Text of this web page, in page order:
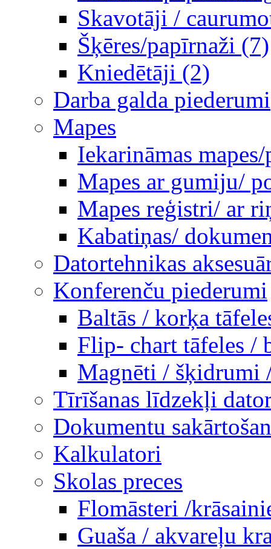
Skavotāji /
Šķēres/papīrnaži (7)
Kniedētāji (2)
Darba galda piederumi
Mapes
Iekarināmas
Mapes ar gumiju/
Mapes reģistri/ ar
Kabatiņas/
Datortehnikas
Konferenču piederumi
Baltās / korķa
Flip- chart tāfeles /
Magnēti / šķidrumi
Tīrīšanas līdzekļi
Dokumentu
Kalkulatori
Skolas preces
Flomāsteri /
Guaša / akvareļu